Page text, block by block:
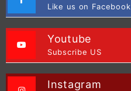
Like us on Facebook
Youtube
Subscribe US
Instagram